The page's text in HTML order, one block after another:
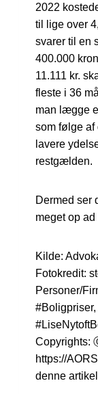
2022
til lige over
svarer til en
400.000
11.111 kr.
fleste i 36
man lægge
som følge af
lavere
restgælden.
Dermed ser
meget op
Kilde:
Fotokredit:
Personer/
Copyrights:
https://
denne